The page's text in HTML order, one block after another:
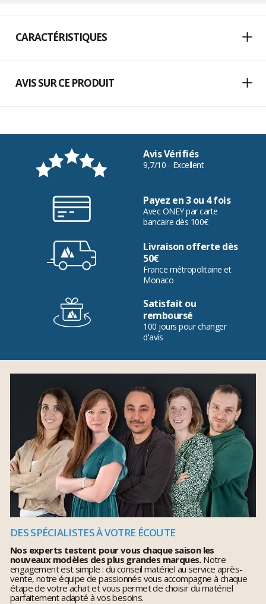
CARACTÉRISTIQUES
AVIS SUR CE PRODUIT
Avis Vérifiés
9,7/10 - Excellent
Payez en 3 ou 4 fois
Avec ONEY par carte
bancaire dès 100€
Livraison offerte dès
50€
France métropolitaine et
Monaco
Satisfait ou
remboursé
100 jours pour changer
d'avis
DES SPÉCIALISTES À VOTRE ÉCOUTE
Nos experts testent pour vous chaque saison les
nouveaux modèles des plus grandes marques.Notre
engagement est simple : du conseil matériel au service après-
vente, notre équipe de passionnés vous accompagne à chaque
étape de votre achat et vous permet de choisir du matériel
parfaitement adapté à vos besoins.